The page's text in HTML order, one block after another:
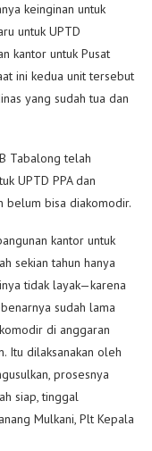
keinginan untuk
untuk UPTD
kantor untuk Pusat
ini kedua unit tersebut
yang sudah tua dan
Tabalong telah
UPTD PPA dan
belum bisa diakomodir.
kantor untuk
sekian tahun hanya
tidak layak—karena
sudah lama
di anggaran
Itu dilaksanakan oleh
prosesnya
siap, tinggal
Mulkani, Plt Kepala